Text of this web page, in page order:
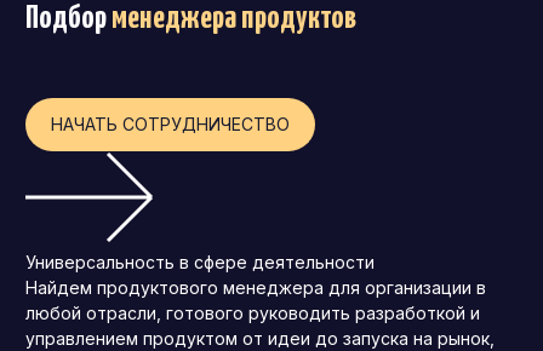
Директор по персоналу (HR-директор)
Финансовый директор (CFO)
Технический директор (CTO)
Мировой HR
Подборменеджера продуктов
НАЧАТЬ СОТРУДНИЧЕСТВО
Универсальность в сфере деятельности
Найдем продуктового менеджера для организации в
любой отрасли, готового руководить разработкой и
управлением продуктом от идеи до запуска на рынок,